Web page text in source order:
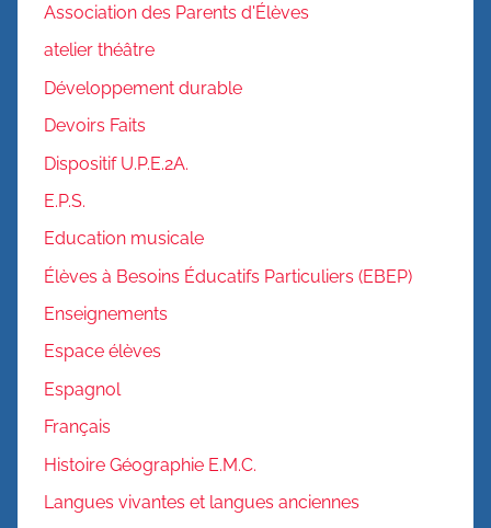
Association des Parents d'Élèves
atelier théâtre
Développement durable
Devoirs Faits
Dispositif U.P.E.2A.
E.P.S.
Education musicale
Élèves à Besoins Éducatifs Particuliers (EBEP)
Enseignements
Espace élèves
Espagnol
Français
Histoire Géographie E.M.C.
Langues vivantes et langues anciennes